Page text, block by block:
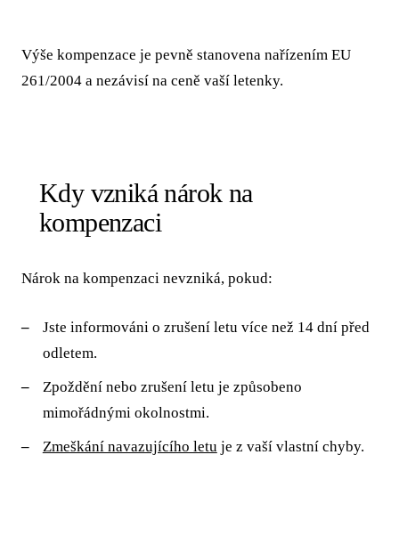
Výše kompenzace je pevně stanovena nařízením EU
261/2004 a nezávisí na ceně vaší letenky.
Kdy vzniká nárok na
kompenzaci
Nárok na kompenzaci nevzniká, pokud:
Jste informováni o zrušení letu více než 14 dní před
odletem.
Zpoždění nebo zrušení letu je způsobeno
mimořádnými okolnostmi.
Zmeškání navazujícího letu je z vaší vlastní chyby.